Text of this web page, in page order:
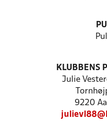
KLUBBENS
Julie
9220